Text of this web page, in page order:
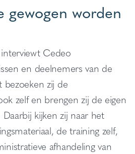
gewogen worden
Cedeo
en deelnemers van de
bezoeken zij de
zelf en brengen zij de eigen
kijken zij naar het
de training zelf,
afhandeling van